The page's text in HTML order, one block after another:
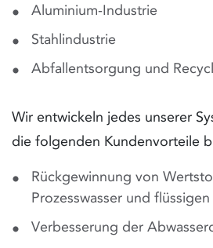
Aluminium-Industrie
Stahlindustrie
Abfallentsorgung und
Wir entwickeln jedes unserer
die folgenden Kundenvorteile
Rückgewinnung von
Prozesswasser und
Verbesserung der